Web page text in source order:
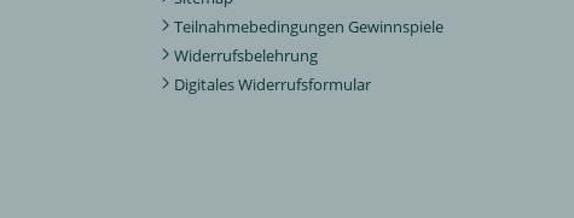
Teilnahmebedingungen Gewinnspiele
Widerrufsbelehrung
Digitales Widerrufsformular